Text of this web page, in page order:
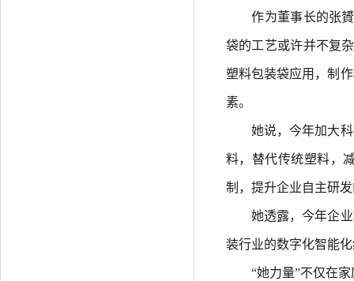
作为董事长的张贇
袋的工艺或许并不复
塑料包装袋应用，制
素。
她说，今年加大科
料，替代传统塑料，
制，提升企业自主研
她透露，今年企业
装行业的数字化智能
“她力量”不仅在家